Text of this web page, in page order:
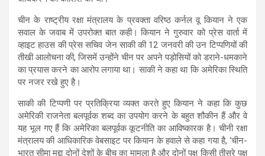
चीन के राष्ट्रीय रक्षा मंत्रालय के प्रवक्ता वरिष्ठ कर्नल वू कियान ने एक
सवाल के जवाब में उपरोक्त बात कही। कियान ने गुरुवार को प्रेस वार्ता में
व्हाइट हाउस की प्रेस सचिव जेन साकी की 12 जनवरी की उन टिप्पणियों की
तीखी आलोचना की, जिसमें उन्होंने चीन पर अपने पड़ोसियों को डराने-धमकाने
का प्रयास करने का आरोप लगाया था। साकी ने कहा था कि अमेरिका स्थिति
पर नजर रखे हुए है।
साकी की टिप्पणी पर प्रतिक्रिया व्यक्त करते हुए कियान ने कहा कि कुछ
अमेरिकी राजनेता बलपूर्वक शब्द का उपयोग करने के बहुत शौकीन हैं और वे
यह भूल गए हैं कि अमेरिका बलपूर्वक कूटनीति का आविष्कारक है। चीनी रक्षा
मंत्रालय की आधिकारिक वेबसाइट पर कियान के हवाले से कहा गया है, ‘चीन-
भारत सीमा मुद्दा दोनों देशों के बीच का मामला है और दोनों पक्ष किसी तीसरे पक्ष